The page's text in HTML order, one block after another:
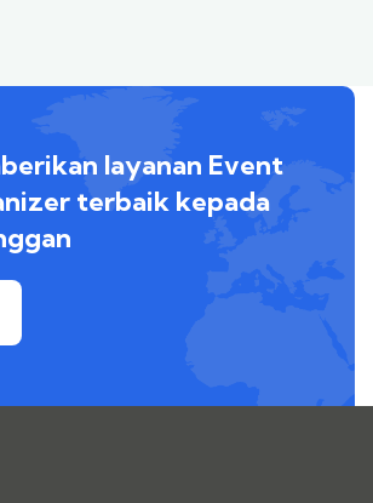
layanan Event
terbaik kepada